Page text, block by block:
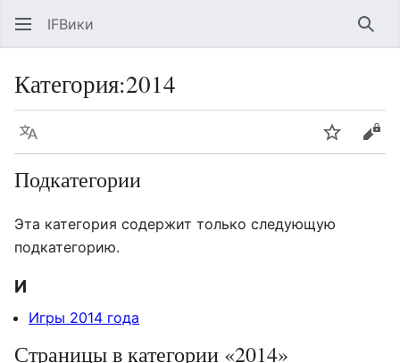
IFВики
Категория:2014
Язык Следить
Подкатегории
Эта категория содержит только следующую
подкатегорию.
И
Игры 2014 года
Страницы в категории «2014»